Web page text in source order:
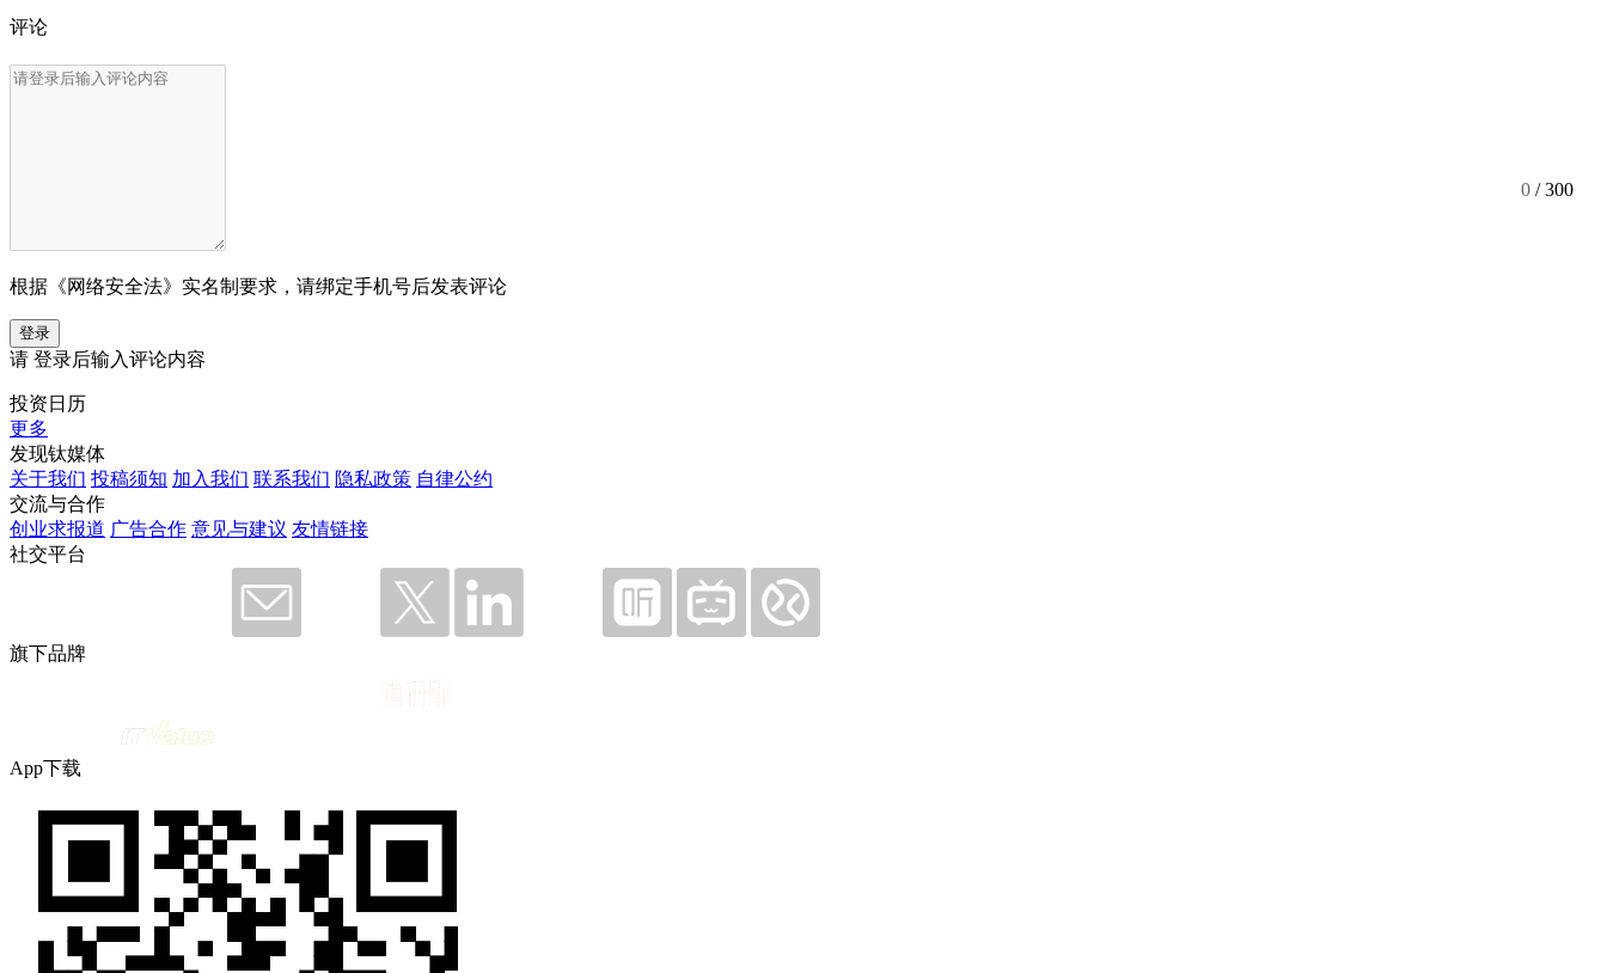
评论
0 / 300
根据《网络安全法》实名制要求，请绑定手机号后发表评论
登录
请 登录后输入评论内容
投资日历
更多
发现钛媒体
关于我们 投稿须知 加入我们 联系我们 隐私政策 自律公约
交流与合作
创业求报道 广告合作 意见与建议 友情链接
社交平台
旗下品牌
App下载